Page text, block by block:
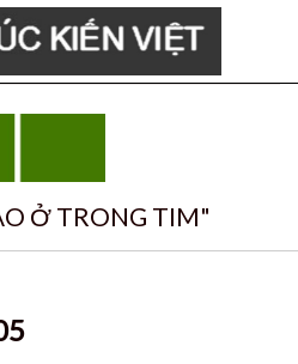
Ở TRONG TIM"